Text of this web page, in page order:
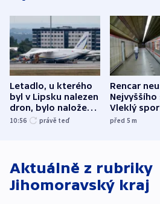
Letadlo, u kterého
byl v Lipsku nalezen
dron, bylo naložené
municí, píší média
10:56 právě teď
Rencar
Nejvyššího
Vleklý spor
reklamní
před 5m
Aktuálně z rubriky
Jihomoravský kraj